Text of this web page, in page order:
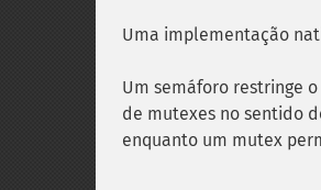
Uma implementação
Um semáforo restringe
de mutexes no sentido
enquanto um mutex